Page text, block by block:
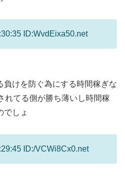
ID:WvdEixa50.net
負けを防ぐ為にする時間稼ぎな
れてる側が勝ち薄いし時間稼
でしょ
ID:/VCWi8Cx0.net